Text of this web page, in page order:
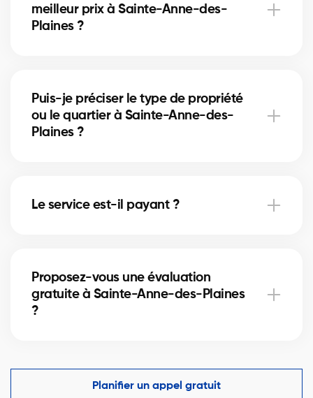
meilleur prix à Sainte-Anne-des-
Plaines ?
certifié.Puis-je préciser le type de propriété
ou le quartier à Sainte-Anne-des-
Plaines ?
appairage.
Le service est-il payant ?
vous.Proposez-vous une évaluation
gratuite à Sainte-Anne-des-Plaines
?
sur ventes récentes et tendances locales.
Planifier un appel gratuit